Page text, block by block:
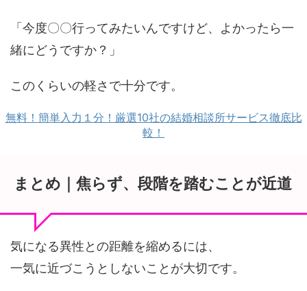
「今度〇〇行ってみたいんですけど、よかったら一
緒にどうですか？」
このくらいの軽さで十分です。
無料！簡単入力１分！厳選10社の結婚相談所サービス徹底比
較！
まとめ｜焦らず、段階を踏むことが近道
気になる異性との距離を縮めるには、
一気に近づこうとしないことが大切です。